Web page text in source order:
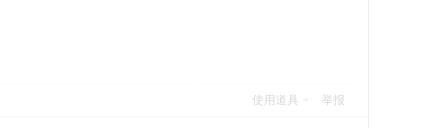
使用道具 举报